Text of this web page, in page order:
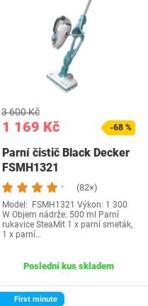
1 169 Kč
3 600 Kč
-68 %
Parní čistič Black Decker
FSMH1321
(82×)
Model: ‎ FSMH1321 Výkon: 1 300
W Objem nádrže: 500 ml Parní
rukavice SteaMit 1 x parní smeták,
1 x parní…
Poslední kus skladem
First minute